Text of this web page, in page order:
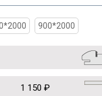
900*2000
1 150 ₽